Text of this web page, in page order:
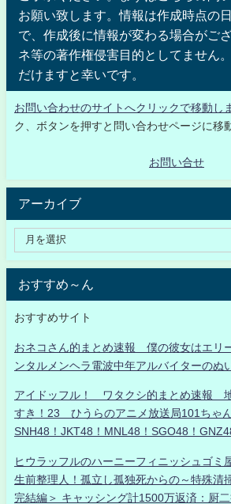
お願い致します。情報は作成時点の
で、作成後に情報が変わる場合がご
ネ等の著作権侵害目的としてません
だけますと幸いです。
お問い合わせのサイトへクリックで移動し
ク、ボタンを押すと問い合わせページに移
お問い合せ
アーカイブ
おすすめ～ん
おすすめサイト
おネコさん的まとめ速報 僕の彼女はエリ
ンタルメンヘラ電波中年アルバイターのぬ
アイドッフル！ ワタクシ的まとめ速報
すき！23 ひうらのアニメ放送局101ちゃ
SNH48！JKT48！MNL48！SGO48！
ヒウラッフルのハーニーフィニッシュゴミ
生前整理人！孤立し孤独死からの～特殊清
完結編＞ キャッシング計1500万返済：厨